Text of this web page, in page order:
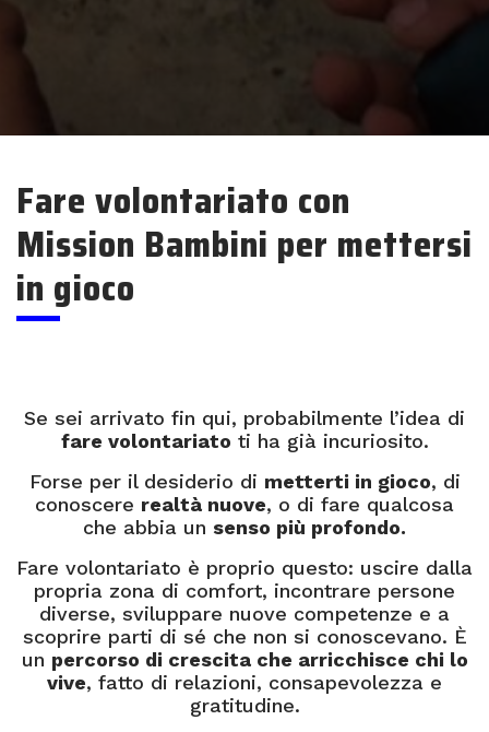
Fare volontariato con
Mission Bambini per mettersi
in gioco
Se sei arrivato fin qui, probabilmente l’idea di
fare volontariato ti ha già incuriosito.
Forse per il desiderio di metterti in gioco, di
conoscere realtà nuove, o di fare qualcosa
che abbia un senso più profondo.
Fare volontariato è proprio questo: uscire dalla
propria zona di comfort, incontrare persone
diverse, sviluppare nuove competenze e a
scoprire parti di sé che non si conoscevano. È
un percorso di crescita che arricchisce chi lo
vive, fatto di relazioni, consapevolezza e
gratitudine.